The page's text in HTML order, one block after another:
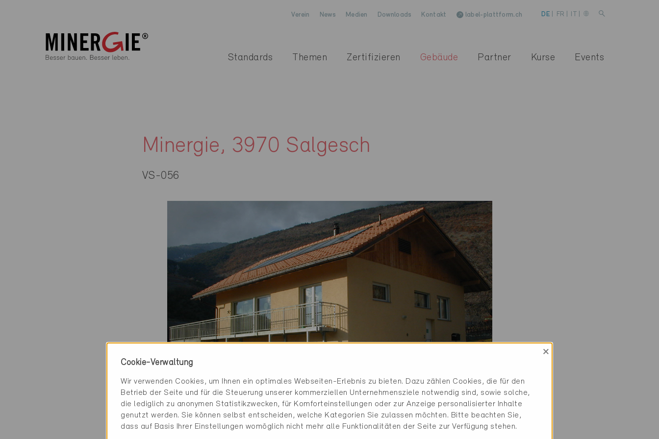
Verein News Medien Downloads Kontakt label-plattform.ch DE FR
Standards Themen Zertifizieren Gebäude Partner Kurse Events
Minergie, 3970 Salgesch
VS-056
Cookie-Verwaltung
×
Wir verwenden Cookies, um Ihnen ein optimales Webseiten-Erlebnis zu bieten. Dazu zählen Cookies, die für den
Betrieb der Seite und für die Steuerung unserer kommerziellen Unternehmensziele notwendig sind, sowie solche,
die lediglich zu anonymen Statistikzwecken, für Komforteinstellungen oder zur Anzeige personalisierter Inhalte
genutzt werden. Sie können selbst entscheiden, welche Kategorien Sie zulassen möchten. Bitte beachten Sie,
dass auf Basis Ihrer Einstellungen womöglich nicht mehr alle Funktionalitäten der Seite zur Verfügung stehen.